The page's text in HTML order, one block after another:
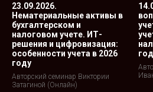
23.09.2026.
Нематериальные активы в
бухгалтерском и
налоговом учете. ИТ-
решения и цифровизация:
особенности учета в 2026
году
Авторский семинар Виктории
Затагиной (Онлайн)